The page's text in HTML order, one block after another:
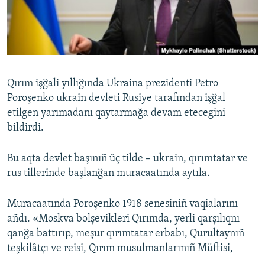
FİKİR
Русский
Українською
QOŞULIÑIZ!
Qırım işğali yıllığında Ukraina prezidenti Petro
Poroşenko ukrain devleti Rusiye tarafından işğal
etilgen yarımadanı qaytarmağa devam etecegini
bildirdi.
Bu aqta devlet başınıñ üç tilde – ukrain, qırımtatar ve
rus tillerinde başlanğan muracaatında aytıla.
Muracaatında Poroşenko 1918 senesiniñ vaqialarını
añdı. «Moskva bolşevikleri Qırımda, yerli qarşılıqnı
qanğa battırıp, meşur qırımtatar erbabı, Qurultaynıñ
teşkilâtçı ve reisi, Qırım musulmanlarınıñ Müftisi,